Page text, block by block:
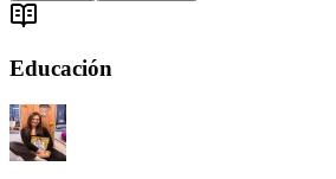
Educación